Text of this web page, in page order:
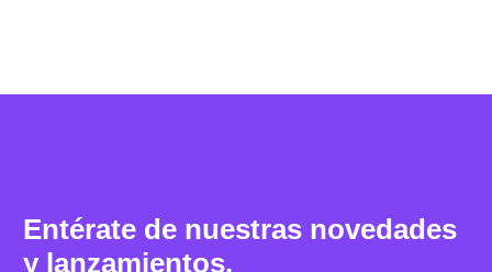
Entérate de nuestras novedades
y lanzamientos.